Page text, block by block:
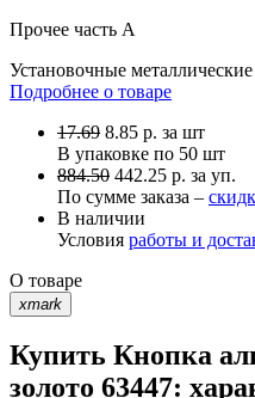
Прочее часть A
Установочные
Подробнее о товаре
17.69 8.85 р. за шт
В упаковке по 50 шт
884.50 442.25 р. за уп.
По сумме заказа –
В наличии
Условия работы и
О товаре
xmark
Купить Кнопка
золото 63447: